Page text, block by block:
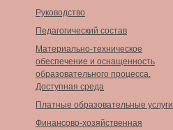
Руководство
Педагогический состав
Материально-техническое
обеспечение и оснащенность
образовательного процесса.
Доступная среда
Платные образовательные услуги
Финансово-хозяйственная